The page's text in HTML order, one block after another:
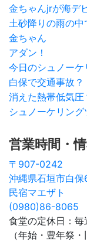
金ちゃんjrが海デ
土砂降りの雨の中
金ちゃん
アダン！
今日のシュノーケ
白保で交通事故？
消えた熱帯低気圧
シュノーケリン
営業時間・
〒907-0242
沖縄県石垣市白保
民宿マエザト
(0980)86-8065
食堂の定休日：毎
（年始・豊年祭